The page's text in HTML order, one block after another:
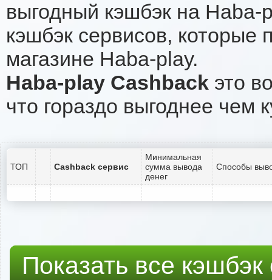
выгодный кэшбэк на
кэшбэк сервисов, которые
магазине Haba-play.
Haba-play Cashback это
что гораздо выгоднее чем
ТОП Cashback сервис
Минимальная
сумма вывода
денег
Способы
Показать все